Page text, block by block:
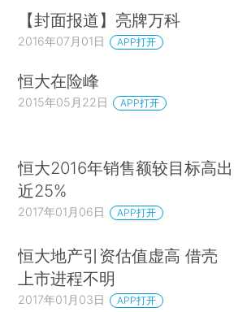
【封面报道】亮牌万科
2016年07月01日 APP打开
恒大在险峰
2015年05月22日 APP打开
恒大2016年销售额较目标高出
近25%
2017年01月06日 APP打开
恒大地产引资估值虚高 借壳
上市进程不明
2017年01月03日 APP打开